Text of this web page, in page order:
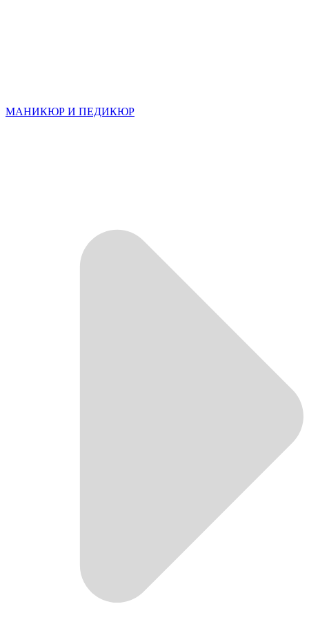
МАНИКЮР И ПЕДИКЮР